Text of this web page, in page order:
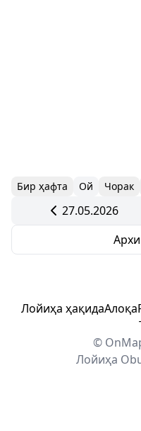
Бир ҳафта Ой Чорак
27.05.2026
Лойиҳа ҳақидаАлоқа
©
Лойиҳа